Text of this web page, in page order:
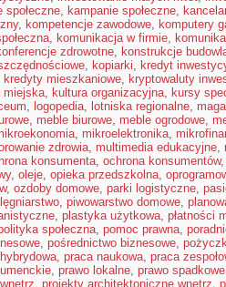
społeczne, kampanie społeczne,
, kompetencje zawodowe, komputery
, komunikacja w firmie,
zdrowotne, konstrukcje
, kopiarki, kredyt
kredyty mieszkaniowe, kryptowaluty
miejska, kultura organizacyjna, kursy
, logopedia, lotniska regionalne,
, meble biurowe, meble ogrodowe,
, mikroelektronika,
zdrowia, multimedia edukacyjne,
konsumenta, ochrona konsumentów
, oleje, opieka przedszkolna,
, ozdoby domowe, parki logistyczne,
, piwowarstwo domowe,
, plastyka użytkowa, płatności
społeczna, pomoc prawna,
, pośrednictwo biznesowe,
, praca naukowa, praca
, prawo lokalne, prawo spadkowe
, projekty architektoniczne wnętrz,